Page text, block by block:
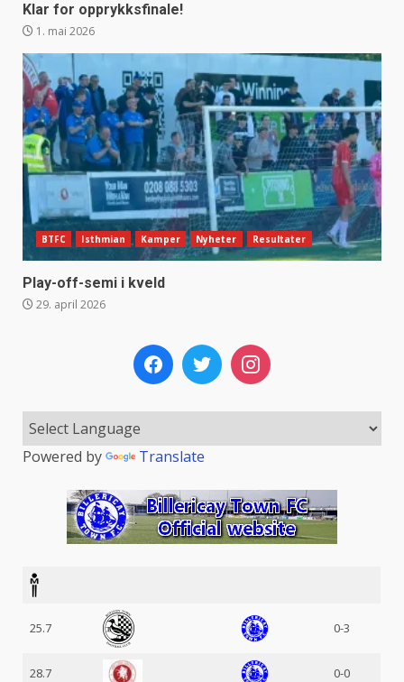
Klar for opprykksfinale!
1. mai 2026
BTFC Isthmian Kamper Nyheter Resultater
Play-off-semi i kveld
29. april 2026
Powered by Translate
25.7 0-3
28.7 0-0